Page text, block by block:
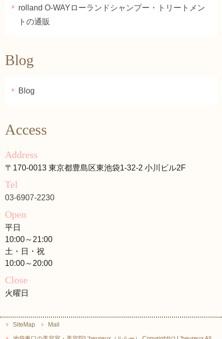
rolland O-WAYローランドシャンプー・トリートメン
トの通販
Blog
Blog
Access
Address
〒170-0013 東京都豊島区東池袋1-32-2 小川ビル2F
Tel
03-6907-2230
Open
平日
10:00～21:00
土・日・祝
10:00～20:00
Close
火曜日
SiteMap
Mail